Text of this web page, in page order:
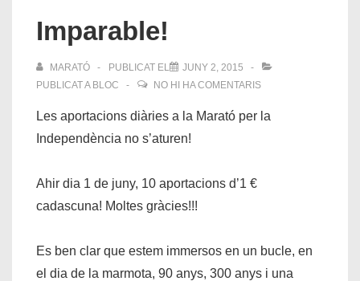
Imparable!
MARATÓ PUBLICAT EL
JUNY 2, 2015
PUBLICAT A BLOC NO HI HA COMENTARIS
Les aportacions diàries a la Marató per la
Independència no s’aturen!
Ahir dia 1 de juny, 10 aportacions d’1 €
cadascuna! Moltes gràcies!!!
Es ben clar que estem immersos en un bucle, en
el dia de la marmota, 90 anys, 300 anys i una